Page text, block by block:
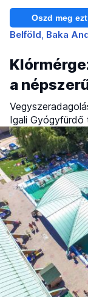
Oszd meg
Belföld Baka
a
Igali